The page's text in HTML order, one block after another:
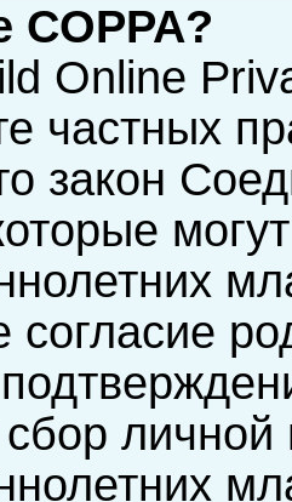
COPPA?
Online
частных
закон
согласие